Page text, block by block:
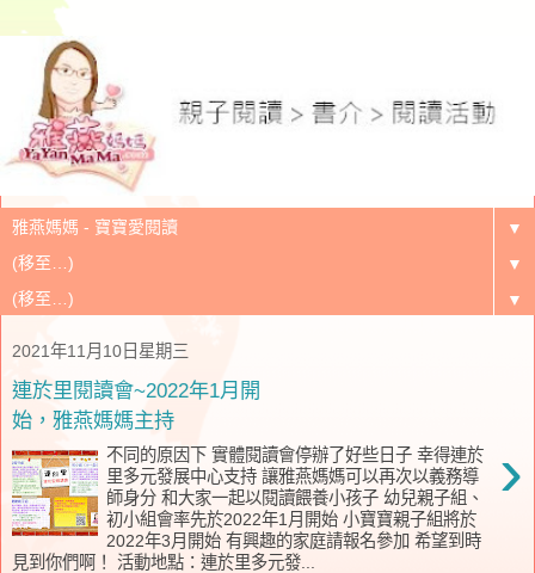
▼
▼
▼
2021年11月10日星期三
連於里閱讀會~2022年1月開
始，雅燕媽媽主持
›
不同的原因下 實體閱讀會停辦了好些日子 幸得連於
里多元發展中心支持 讓雅燕媽媽可以再次以義務導
師身分 和大家一起以閱讀餵養小孩子 幼兒親子組、
初小組會率先於2022年1月開始 小寶寶親子組將於
2022年3月開始 有興趣的家庭請報名參加 希望到時
見到你們啊！ 活動地點：連於里多元發...